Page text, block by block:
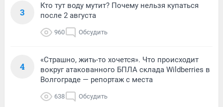
3
Кто тут воду мутит? Почему нельзя купаться
после 2 августа
960 Обсудить
4
«Страшно, жить-то хочется». Что происходит
вокруг атакованного БПЛА склада Wildberries в
Волгограде — репортаж с места
638 Обсудить